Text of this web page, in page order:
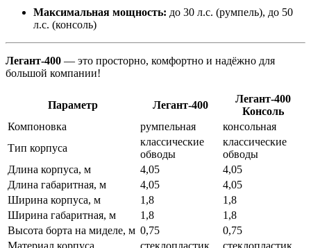
Максимальная мощность: до 30 л.с. (румпель), до 50
л.с. (консоль)
Легант-400 — это просторно, комфортно и надёжно для
большой компании!
Параметр Легант-400
Легант-400
Консоль
Компоновка
румпельная
консольная
Тип корпуса
классические
обводы
классические
обводы
Длина корпуса, м
4,05
4,05
Длина габаритная, м
4,05
4,05
Ширина корпуса, м
1,8
1,8
Ширина габаритная, м
1,8
1,8
Высота борта на миделе, м 0,75
0,75